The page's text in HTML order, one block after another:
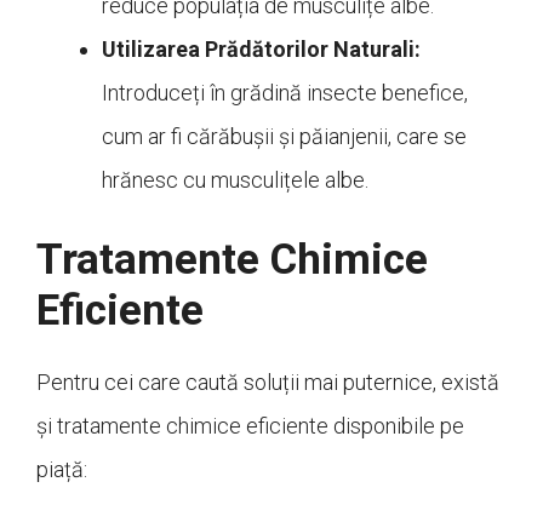
reduce populația de musculițe albe.
Utilizarea Prădătorilor Naturali:
Introduceți în grădină insecte benefice,
cum ar fi cărăbușii și păianjenii, care se
hrănesc cu musculițele albe.
Tratamente Chimice
Eficiente
Pentru cei care caută soluții mai puternice, există
și tratamente chimice eficiente disponibile pe
piață: